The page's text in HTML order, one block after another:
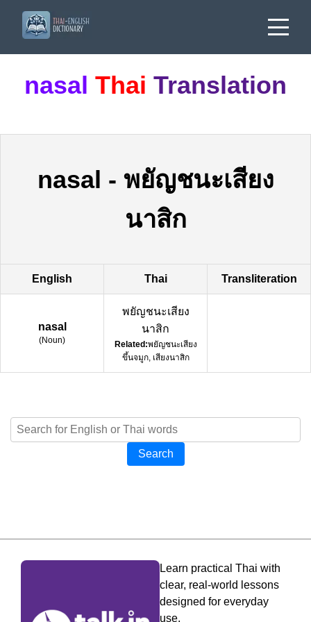
nasal Thai Translation
nasal - พยัญชนะเสียง
นาสิก
English Thai Transliteration
nasal
(Noun)
พยัญชนะเสียง
นาสิก
Related:พยัญชนะเสียง
ขึ้นจมูก, เสียงนาสิก
Search
Learn practical Thai with
clear, real-world lessons
designed for everyday
use.